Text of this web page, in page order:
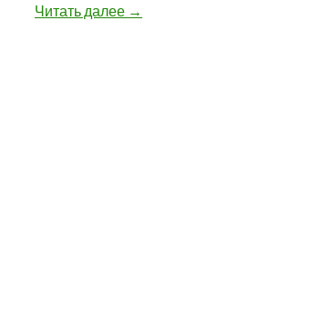
Читать далее Карпендель Party 22.07.2023
→